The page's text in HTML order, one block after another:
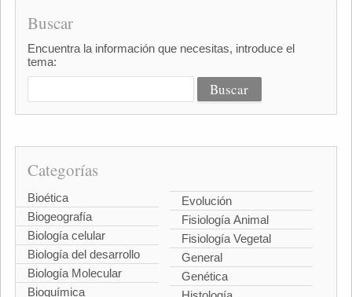
Buscar
Encuentra la información que necesitas, introduce el
tema:
Categorías
Bioética
Biogeografía
Biología celular
Biología del desarrollo
Biología Molecular
Bioquímica
Evolución
Fisiología Animal
Fisiología Vegetal
General
Genética